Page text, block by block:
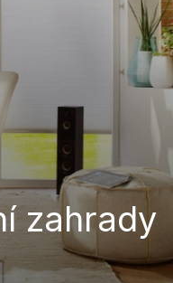
zahrady